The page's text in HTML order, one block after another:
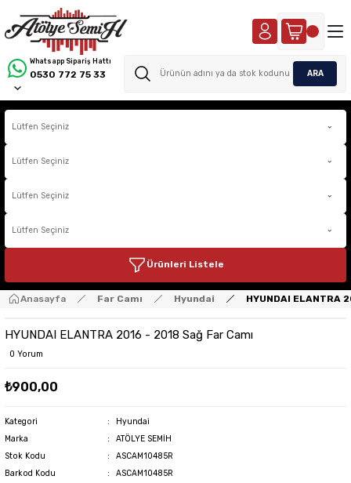
Whatsapp Sipariş Hattı
0530 772 75 33 ARA
Ürünleri Listele
Anasayfa Far Camı Hyundai HYUNDAI ELANTRA
HYUNDAI ELANTRA 2016 - 2018 Sağ Far Camı
0 Yorum
₺900,00
Kategori
Hyundai
Marka
ATÖLYE SEMİH
Stok Kodu
ASCAM10485R
Barkod Kodu
ASCAM10485R